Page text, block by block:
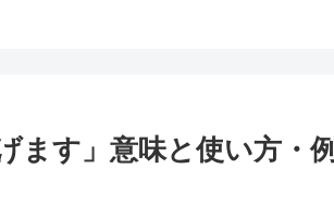
ます」意味と使い方・例